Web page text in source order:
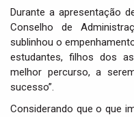
Durante a apresentação
Conselho de
sublinhou o
estudantes, filhos dos
melhor percurso, a
sucesso”.
Considerando que o que